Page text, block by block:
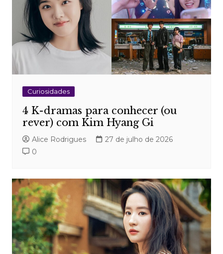
Curiosidades
4 K-dramas para conhecer (ou
rever) com Kim Hyang Gi
Alice Rodrigues
27 de julho de 2026
0